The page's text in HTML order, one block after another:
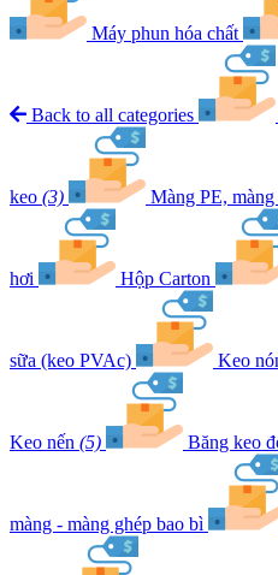
Máy phun hóa chất
Back to all categories
keo (3) Màng PE,
hơi Hộp Carton
sữa (keo PVAc) Keo
Keo nến (5) Băng keo
màng - màng ghép bao bì